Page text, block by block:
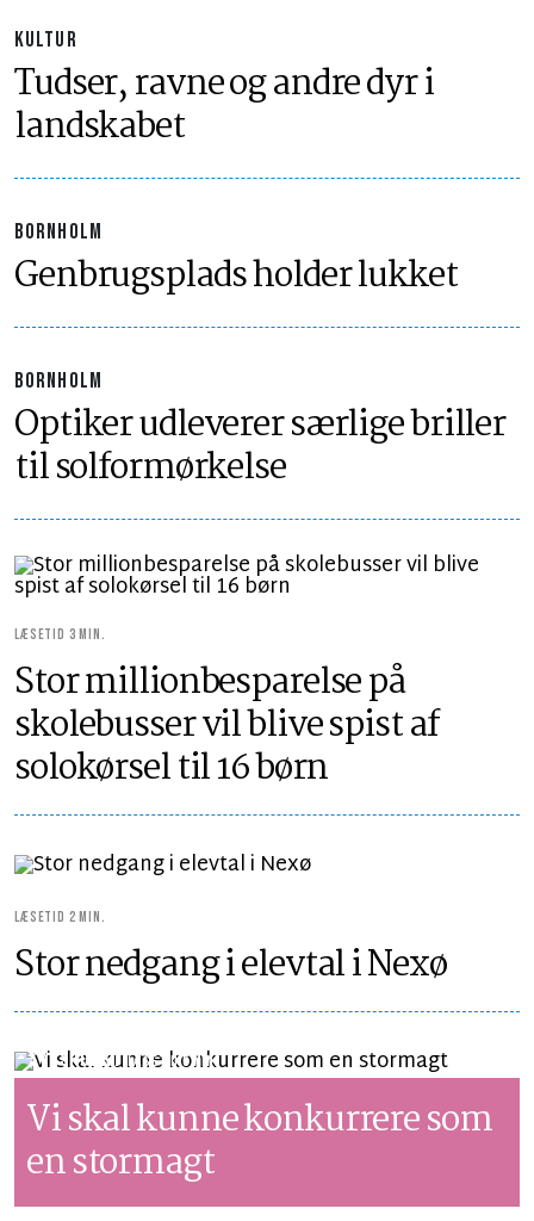
KULTUR
Tudser, ravne og andre dyr i
landskabet
BORNHOLM
Genbrugsplads holder lukket
BORNHOLM
Optiker udleverer særlige briller
til solformørkelse
LÆSETID 3 MIN.
Stor millionbesparelse på
skolebusser vil blive spist af
solokørsel til 16 børn
LÆSETID 2 MIN.
Stor nedgang i elevtal i Nexø
SYNSPUNKTLÆSETID 5 MIN.
Vi skal kunne konkurrere som
en stormagt